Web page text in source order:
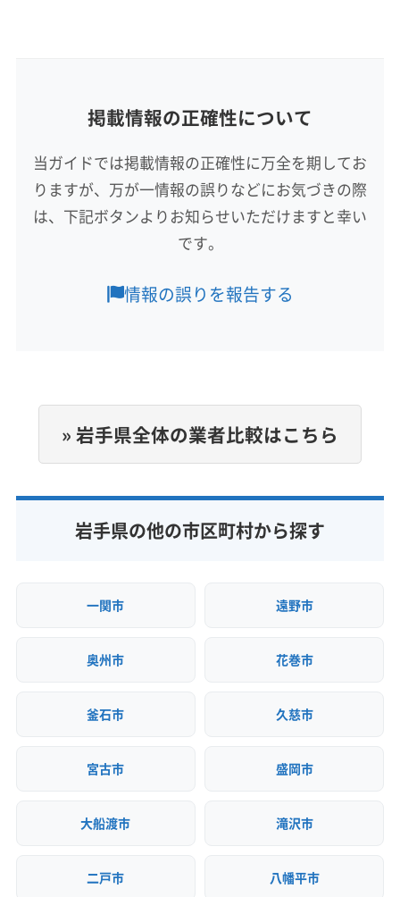
割引やクレジットカード決済も可能です。土日
魅力です。有限会社山口商店は、岩手県八幡平
市に拠点を置く地域密着型の老舗です。エアコ
ンクリーニングでは、エアコンに詰まったほこ
りやカビを丁寧に除去。料金に関する相談にも
応じています。八幡平市、岩手郡岩手町、滝沢
岩手県滝沢市大釜高森11-8
対応地域
二戸市 一関市 遠野市 奥州市 花巻市
釜石市
久慈市
宮古市 盛岡市 大船渡市 滝沢市
八幡平市
下閉伊郡岩泉町
岩手郡岩手町
岩手郡雫石町
気仙郡住田町
なし
電話番号
019-681-6288
公式サイトを見る
掲載情報の正確性について
当ガイドでは掲載情報の正確性に万全を期してお
りますが、万が一情報の誤りなどにお気づきの際
は、下記ボタンよりお知らせいただけますと幸い
です。
情報の誤りを報告する
» 岩手県全体の業者比較はこちら
岩手県の他の市区町村から探す
一関市 遠野市
奥州市 花巻市
釜石市 久慈市
宮古市 盛岡市
大船渡市 滝沢市
二戸市 八幡平市